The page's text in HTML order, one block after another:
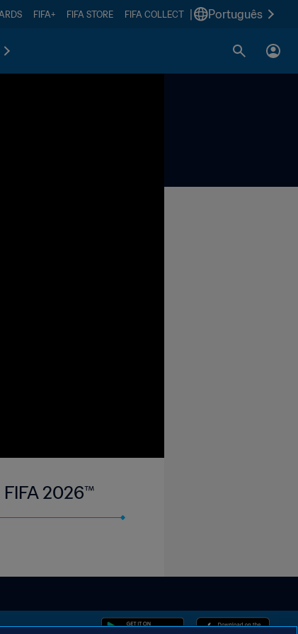
FIFA+ FIFA STORE FIFA COLLECT Português
2026™